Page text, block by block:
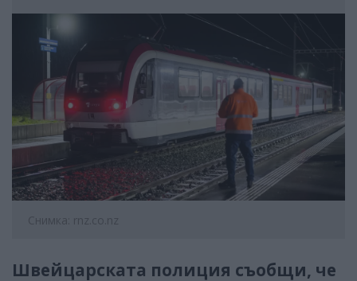
Снимка: rnz.co.nz
Швейцарската полиция съобщи, че